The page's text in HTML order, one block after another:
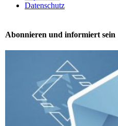
Datenschutz
Abonnieren und informiert sein